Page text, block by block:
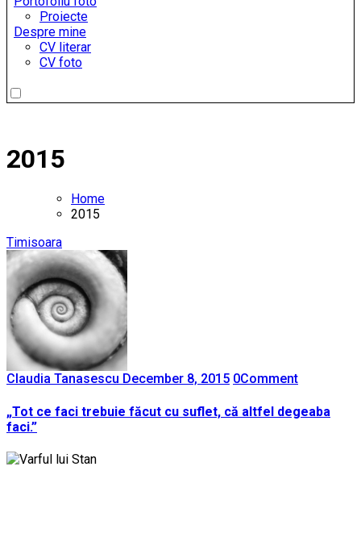
Proiecte
Despre mine
CV literar
CV foto
2015
Home
2015
Timisoara
Claudia Tanasescu December 8, 2015 0Comment
„Tot ce faci trebuie făcut cu suflet, că altfel degeaba
faci.”